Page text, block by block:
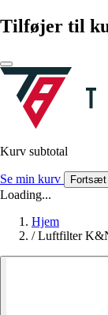
Tilføjer til
Kurv subtotal
Se min kurv Fortsæt
Loading...
Hjem
/ Luftfilter